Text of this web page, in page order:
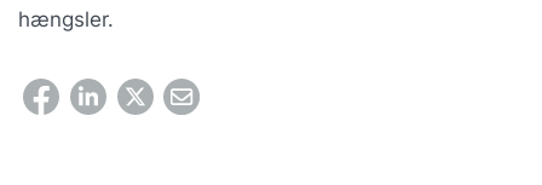
hængsler.